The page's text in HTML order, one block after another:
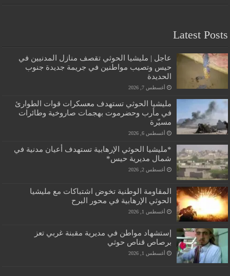
Latest Posts
عاجل | مليشيا الحوثي تقصف منازل المدنيين في
حيس وتصيب مواطنين في جريمة جديدة جنوب
الحديدة
أغسطس 7, 2026
مليشيا الحوثي تستهدف معسكرات قوات الطوارئ
في مأرب وحضرموت بهجمات صاروخية وطائرات
مسيّرة
أغسطس 6, 2026
*مليشيا الحوثي الإرهابية تستهدف أعيان مدنية في
شمال مديرية حيس*
أغسطس 2, 2026
المقاومة الوطنية تخوض اشتباكات مع مليشيا
الحوثي الإرهابية في محور البرح
أغسطس 1, 2026
إستشهاد مواطن في مديرية مقبنة غربي تعز
برصاص قناص حوثي
أغسطس 1, 2026